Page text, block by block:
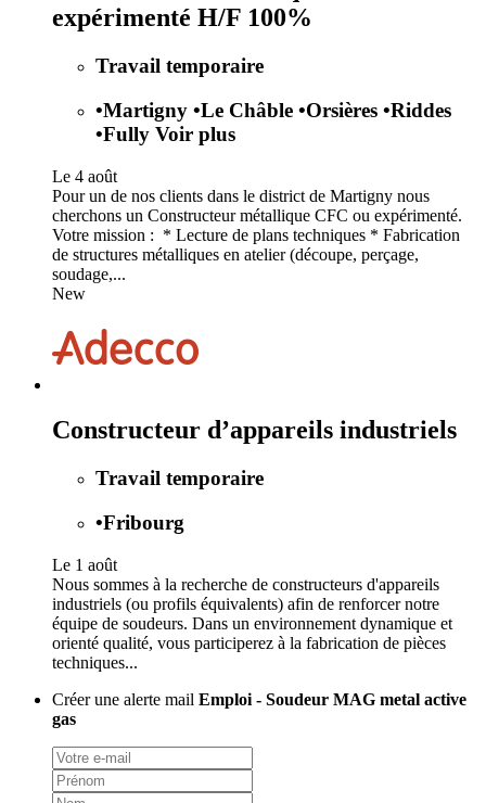
expérimenté H/F 100%
Travail temporaire
•Martigny •Le Châble •Orsières •Riddes
•Fully Voir plus
Le 4 août
Pour un de nos clients dans le district de Martigny nous
cherchons un Constructeur métallique CFC ou expérimenté.
Votre mission : * Lecture de plans techniques * Fabrication
de structures métalliques en atelier (découpe, perçage,
soudage,...
New
Constructeur d’appareils industriels
Travail temporaire
•Fribourg
Le 1 août
Nous sommes à la recherche de constructeurs d'appareils
industriels (ou profils équivalents) afin de renforcer notre
équipe de soudeurs. Dans un environnement dynamique et
orienté qualité, vous participerez à la fabrication de pièces
techniques...
Créer une alerte mail Emploi - Soudeur MAG metal active
gas